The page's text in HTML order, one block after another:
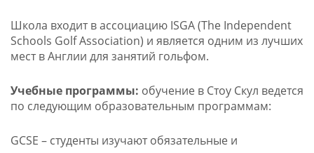
Школа входит в ассоциацию ISGA (The Independent
Schools Golf Association) и является одним из лучших
мест в Англии для занятий гольфом.
Учебные программы: обучение в Стоу Скул ведется
по следующим образовательным программам:
GCSE – студенты изучают обязательные и